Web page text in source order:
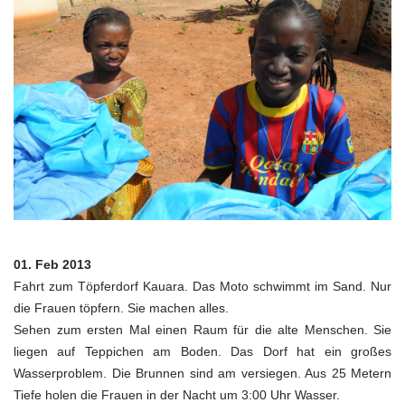
01. Feb 2013
Fahrt zum Töpferdorf Kauara. Das Moto schwimmt im Sand. Nur
die Frauen töpfern. Sie machen alles.
Sehen zum ersten Mal einen Raum für die alte Menschen. Sie
liegen auf Teppichen am Boden. Das Dorf hat ein großes
Wasserproblem. Die Brunnen sind am versiegen. Aus 25 Metern
Tiefe holen die Frauen in der Nacht um 3:00 Uhr Wasser.